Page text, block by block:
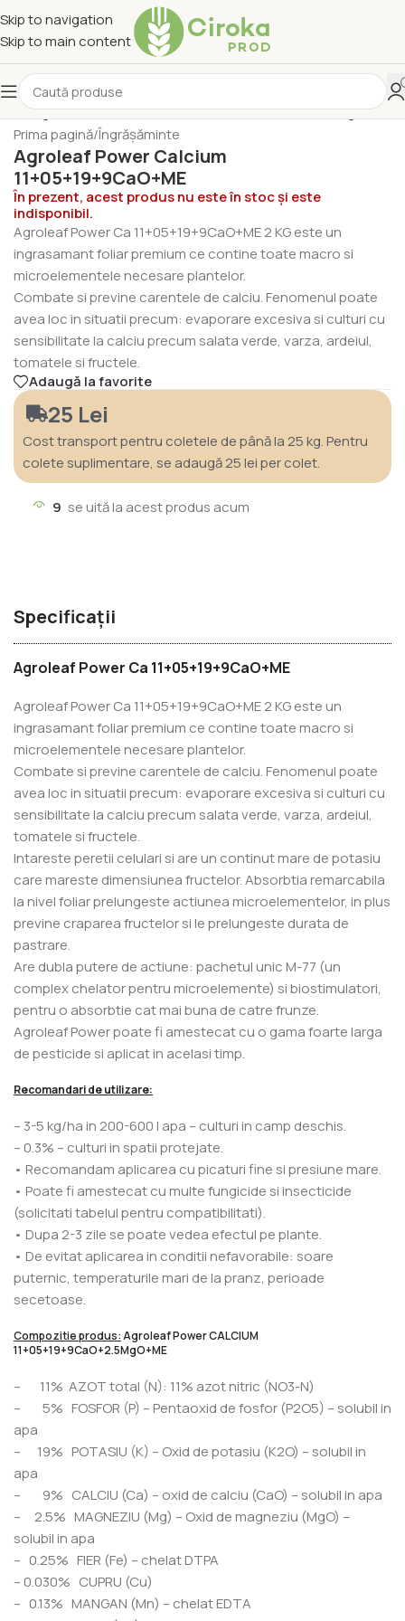
Skip to navigation
Skip to main content
Prima pagină/Îngrășăminte
Agroleaf Power Calcium
11+05+19+9CaO+ME
În prezent, acest produs nu este în stoc și este
indisponibil.
Agroleaf Power Ca 11+05+19+9CaO+ME 2 KG este un
ingrasamant foliar premium ce contine toate macro si
microelementele necesare plantelor.
Combate si previne carentele de calciu. Fenomenul poate
avea loc in situatii precum: evaporare excesiva si culturi cu
sensibilitate la calciu precum salata verde, varza, ardeiul,
tomatele si fructele.
Adaugă la favorite
25 Lei
Cost transport pentru coletele de până la 25 kg. Pentru
colete suplimentare, se adaugă 25 lei per colet.
9 se uită la acest produs acum
Specificații
Agroleaf Power Ca 11+05+19+9CaO+ME
Agroleaf Power Ca 11+05+19+9CaO+ME 2 KG este un
ingrasamant foliar premium ce contine toate macro si
microelementele necesare plantelor.
Combate si previne carentele de calciu. Fenomenul poate
avea loc in situatii precum: evaporare excesiva si culturi cu
sensibilitate la calciu precum salata verde, varza, ardeiul,
tomatele si fructele.
Intareste peretii celulari si are un continut mare de potasiu
care mareste dimensiunea fructelor. Absorbtia remarcabila
la nivel foliar prelungeste actiunea microelementelor, in plus
previne craparea fructelor si le prelungeste durata de
pastrare.
Are dubla putere de actiune: pachetul unic M-77 (un
complex chelator pentru microelemente) si biostimulatori,
pentru o absorbtie cat mai buna de catre frunze.
Agroleaf Power poate fi amestecat cu o gama foarte larga
de pesticide si aplicat in acelasi timp.
Recomandari de utilizare:
– 3-5 kg/ha in 200-600 l apa – culturi in camp deschis.
– 0.3% – culturi in spatii protejate.
• Recomandam aplicarea cu picaturi fine si presiune mare.
• Poate fi amestecat cu multe fungicide si insecticide
(solicitati tabelul pentru compatibilitati).
• Dupa 2-3 zile se poate vedea efectul pe plante.
• De evitat aplicarea in conditii nefavorabile: soare
puternic, temperaturile mari de la pranz, perioade
secetoase.
Compozitie produs:Agroleaf Power CALCIUM
11+05+19+9CaO+2.5MgO+ME
– 11% AZOT total (N): 11% azot nitric (NO3-N)
– 5% FOSFOR (P) – Pentaoxid de fosfor (P2O5) – solubil in
apa
– 19% POTASIU (K) – Oxid de potasiu (K2O) – solubil in
apa
– 9% CALCIU (Ca) – oxid de calciu (CaO) – solubil in apa
– 2.5% MAGNEZIU (Mg) – Oxid de magneziu (MgO) –
solubil in apa
– 0.25% FIER (Fe) – chelat DTPA
– 0.030% CUPRU (Cu)
– 0.13% MANGAN (Mn) – chelat EDTA